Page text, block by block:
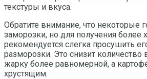
текстуры и вкуса.
Обратите внимание, что некоторые
заморозки, но для получения более
рекомендуется слегка просушить
разморозки. Это снизит количество
жарку более равномерной, а
хрустящим.